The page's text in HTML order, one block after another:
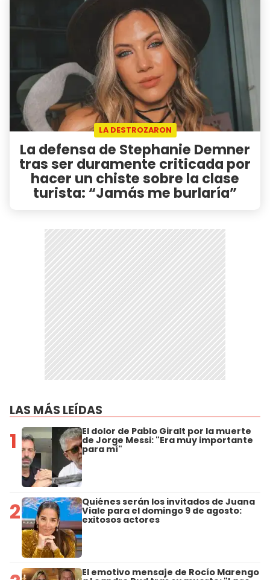
LA DESTROZARON
La defensa de Stephanie Demner
tras ser duramente criticada por
hacer un chiste sobre la clase
turista: “Jamás me burlaría”
LAS MÁS LEÍDAS
1 El dolor de Pablo Giralt por la muerte
de Jorge Messi: "Era muy importante
para mí"
2 Quiénes serán los invitados de Juana
Viale para el domingo 9 de agosto:
exitosos actores
El emotivo mensaje de Rocío Marengo